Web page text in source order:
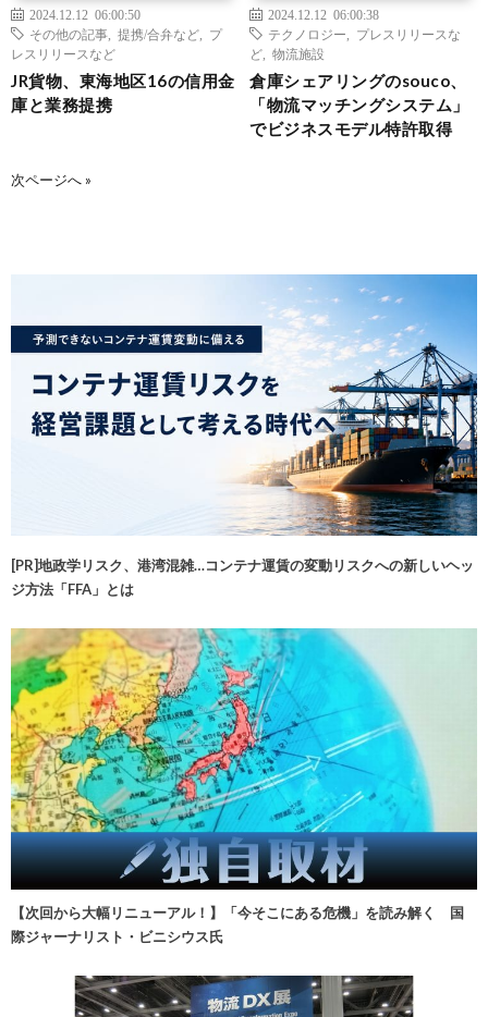
2024.12.12 06:00:50
その他の記事
提携/合弁など
プ
レスリリースなど
JR貨物、東海地区16の信用金
庫と業務提携
2024.12.12 06:00:38
テクノロジー
プレスリリースな
ど
物流施設
倉庫シェアリングのsouco、
「物流マッチングシステム」
でビジネスモデル特許取得
次ページへ »
[PR]地政学リスク、港湾混雑…コンテナ運賃の変動リスクへの新しいヘッ
ジ方法「FFA」とは
【次回から大幅リニューアル！】「今そこにある危機」を読み解く 国
際ジャーナリスト・ビニシウス氏